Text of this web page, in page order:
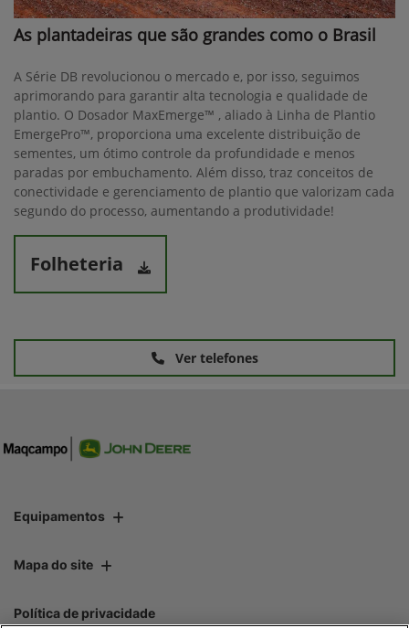
As plantadeiras que são grandes como o Brasil
A Série DB revolucionou o mercado e, por isso, seguimos
aprimorando para garantir alta tecnologia e qualidade de
plantio. O Dosador MaxEmerge™ , aliado à Linha de Plantio
EmergePro™, proporciona uma excelente distribuição de
sementes, um ótimo controle da profundidade e menos
paradas por embuchamento. Além disso, traz conceitos de
conectividade e gerenciamento de plantio que valorizam cada
segundo do processo, aumentando a produtividade!
Folheteria
Ver telefones
Equipamentos
Mapa do site
Política de privacidade